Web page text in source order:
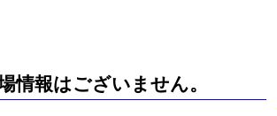
情報はございません。